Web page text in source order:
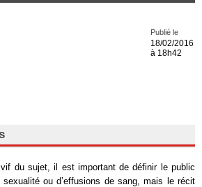
Publié le
18/02/2016
à 18h42
du sujet, il est important de définir le public
ou d’effusions de sang, mais le récit